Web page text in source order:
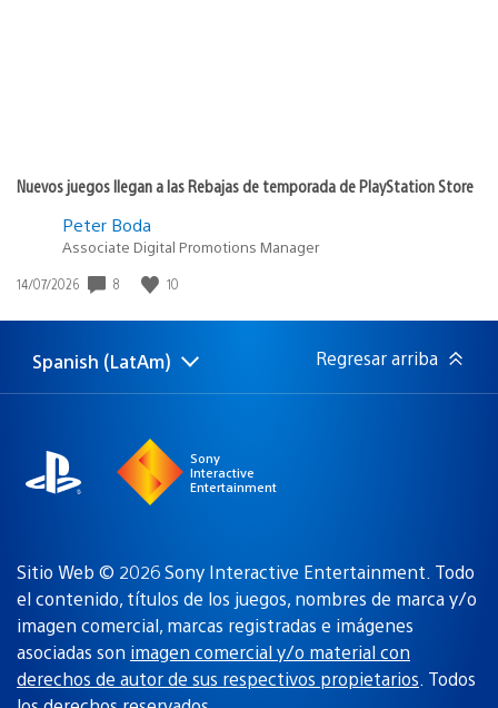
Nuevos juegos llegan a las Rebajas de temporada de PlayStation Store
Peter Boda
Associate Digital Promotions Manager
Fecha
publicación:
14/07/2026 8 10
Elige
una
Región
actual:
Spanish (LatAm) Regresar arriba
Sony
Interactive
Entertainment
Sitio Web © 2026 Sony Interactive Entertainment. Todo
el contenido, títulos de los juegos, nombres de marca y/o
imagen comercial, marcas registradas e imágenes
asociadas son imagen comercial y/o material con
derechos de autor de sus respectivos propietarios. Todos